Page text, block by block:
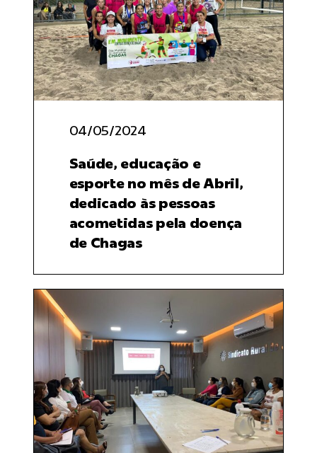
04/05/2024
Saúde, educação e
esporte no mês de Abril,
dedicado às pessoas
acometidas pela doença
de Chagas